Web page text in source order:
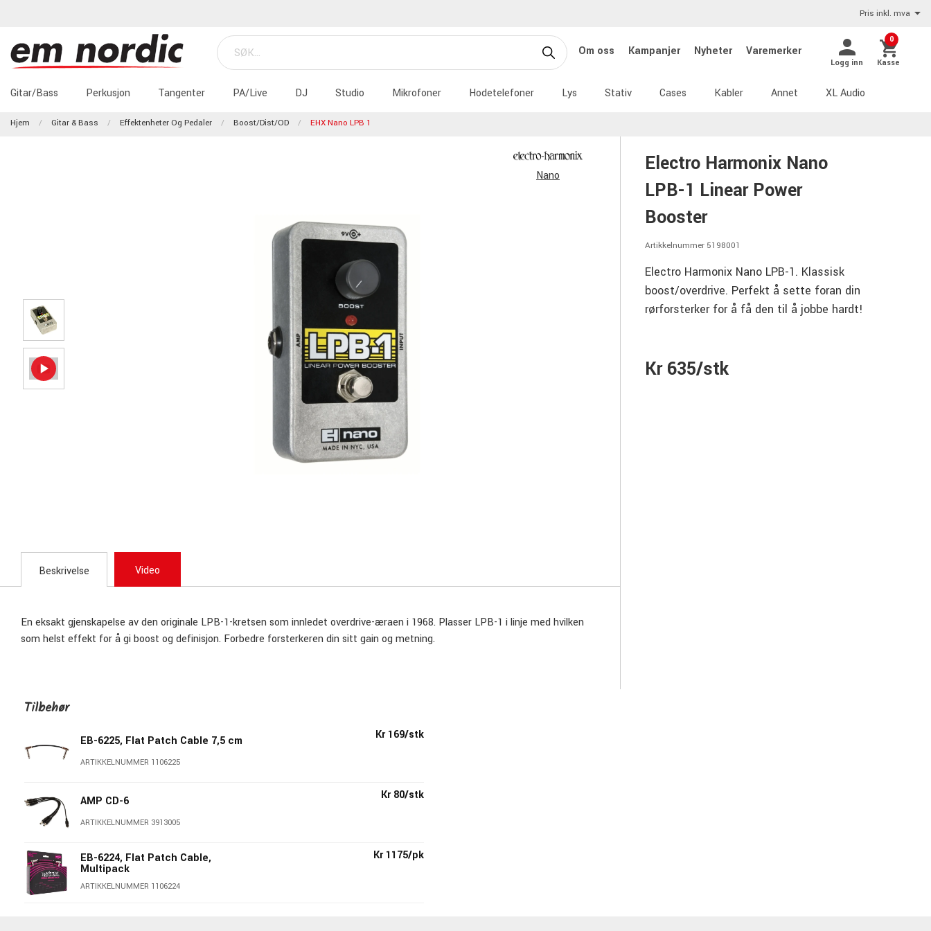
Pris inkl. mva
Om oss Kampanjer Nyheter Varemerker
Logg inn
0
Kasse
Gitar/Bass Perkusjon Tangenter PA/Live DJ Studio Mikrofoner Hodetelefoner Lys Stativ Cases Kabler Annet XL Audio
Hjem Gitar & Bass Effektenheter Og Pedaler Boost/Dist/OD EHX Nano LPB 1
Nano
Electro Harmonix Nano
LPB-1 Linear Power
Booster
Artikkelnummer 5198001
Electro Harmonix Nano LPB-1. Klassisk
boost/overdrive. Perfekt å sette foran din
rørforsterker for å få den til å jobbe hardt!
Kr 635/stk
Beskrivelse Video
En eksakt gjenskapelse av den originale LPB-1-kretsen som innledet overdrive-æraen i 1968. Plasser LPB-1 i linje med hvilken
som helst effekt for å gi boost og definisjon. Forbedre forsterkeren din sitt gain og metning.
Tilbehør
EB-6225, Flat Patch Cable 7,5 cm
ARTIKKELNUMMER 1106225
Kr 169/stk
AMP CD-6
ARTIKKELNUMMER 3913005
Kr 80/stk
EB-6224, Flat Patch Cable,
Multipack
ARTIKKELNUMMER 1106224
Kr 1175/pk